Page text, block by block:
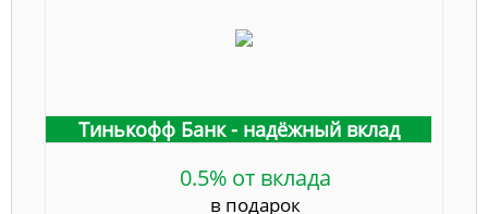
Тинькофф Банк - надёжный вклад
0.5% от вклада
в подарок